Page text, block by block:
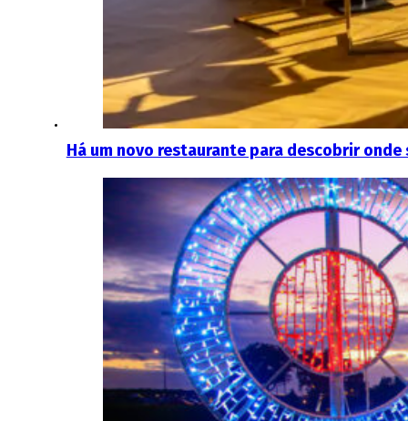
Há um novo restaurante para descobrir